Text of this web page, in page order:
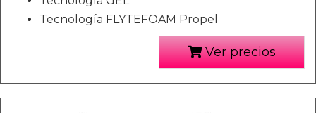
Tecnología FLYTEFOAM Propel
Ver precios